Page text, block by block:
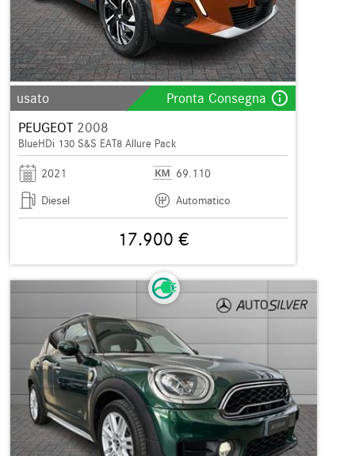
usato Pronta Consegna info_outline
PEUGEOT 2008
BlueHDi 130 S&S EAT8 Allure Pack
2021
69.110
Diesel
Automatico
17.900 €